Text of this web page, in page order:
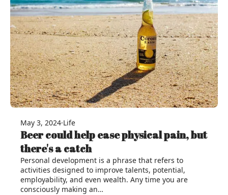
May 3, 2024·Life
Beer could help ease physical pain, but
there's a catch
Personal development is a phrase that refers to
activities designed to improve talents, potential,
employability, and even wealth. Any time you are
consciously making an…